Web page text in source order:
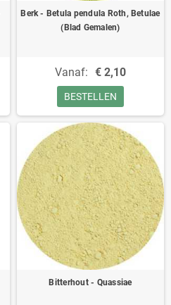
Berk - Betula pendula Roth, Betulae
(Blad Gemalen)
Vanaf: € 2,10
BESTELLEN
Bitterhout - Quassiae